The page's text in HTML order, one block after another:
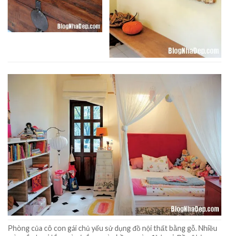
Phòng của cô con gái chủ yếu sử dụng đồ nội thất bằng gỗ. Nhiều